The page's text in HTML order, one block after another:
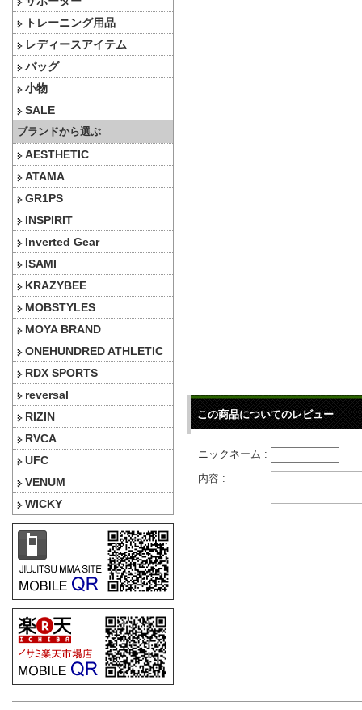
トレーニング用品
レディースアイテム
バッグ
小物
SALE
ブランドから選ぶ
AESTHETIC
ATAMA
GR1PS
INSPIRIT
Inverted Gear
ISAMI
KRAZYBEE
MOBSTYLES
MOYA BRAND
ONEHUNDRED ATHLETIC
RDX SPORTS
reversal
RIZIN
RVCA
UFC
VENUM
WICKY
この商品についてのレビュー
ニックネーム :
内容 :